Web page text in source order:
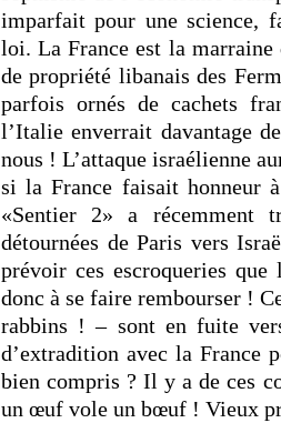
imparfait pour une science,
loi. La France est la
de propriété libanais des
parfois ornés de cachets
l’Italie enverrait davantage
nous ! L’attaque israélienne
si la France faisait honneur
«Sentier 2» a récemment
détournées de Paris vers
prévoir ces escroqueries
donc à se faire rembourser !
rabbins ! – sont en fuite
d’extradition avec la France
bien compris ? Il y a de ces
un œuf vole un bœuf ! Vieux